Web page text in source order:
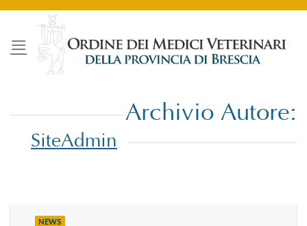
Salta
contenuti
Archivio Autore:
SiteAdmin
NEWS